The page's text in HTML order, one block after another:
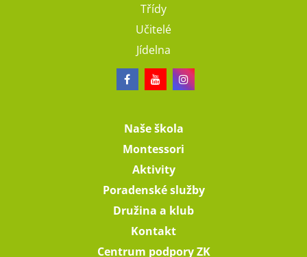
Třídy
Učitelé
Jídelna
Naše škola
Montessori
Aktivity
Poradenské služby
Družina a klub
Kontakt
Centrum podpory ZK